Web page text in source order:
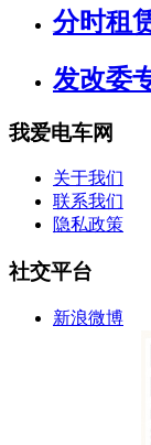
分时租
发改委
我爱电车网
关于我们
联系我们
隐私政策
社交平台
新浪微博